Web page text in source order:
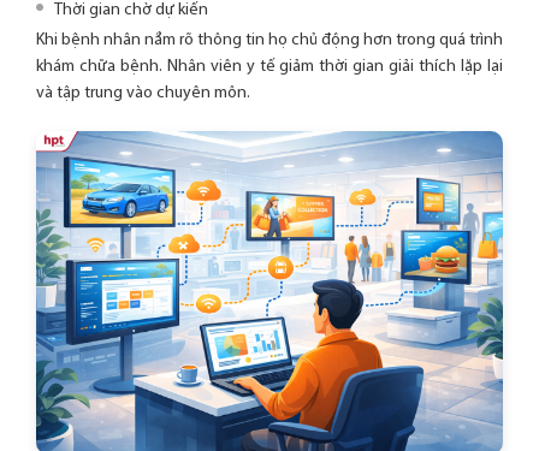
Thời gian chờ dự kiến
Khi bệnh nhân nắm rõ thông tin họ chủ động hơn trong quá trình
khám chữa bệnh. Nhân viên y tế giảm thời gian giải thích lặp lại
và tập trung vào chuyên môn.